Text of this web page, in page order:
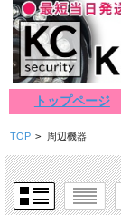
トップページ
TOP > 周辺機器